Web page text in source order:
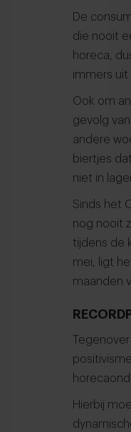
De
die nooit
horeca,
immers
Ook om
gevolg
andere
biertjes
niet in
Sinds het
nog nooit
tijdens de
mei, ligt
maanden
Hierbij